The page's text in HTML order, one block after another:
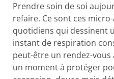
Prendre soin de soi
refaire. Ce sont ces
quotidiens qui dessinent
instant de respiration
peut-être un rendez-vous
un moment à protéger